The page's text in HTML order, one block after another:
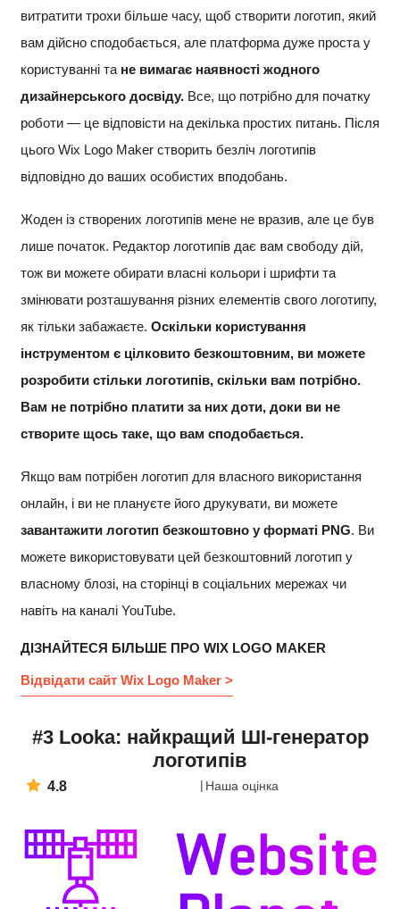
витратити трохи більше часу, щоб створити логотип, який
вам дійсно сподобається, але платформа дуже проста у
користуванні та не вимагає наявності жодного
дизайнерського досвіду. Все, що потрібно для початку
роботи — це відповісти на декілька простих питань. Після
цього Wix Logo Maker створить безліч логотипів
відповідно до ваших особистих вподобань.
Жоден із створених логотипів мене не вразив, але це був
лише початок. Редактор логотипів дає вам свободу дій,
тож ви можете обирати власні кольори і шрифти та
змінювати розташування різних елементів свого логотипу,
як тільки забажаєте. Оскільки користування
інструментом є цілковито безкоштовним, ви можете
розробити стільки логотипів, скільки вам потрібно.
Вам не потрібно платити за них доти, доки ви не
створите щось таке, що вам сподобається.
Якщо вам потрібен логотип для власного використання
онлайн, і ви не плануєте його друкувати, ви можете
завантажити логотип безкоштовно у форматі PNG. Ви
можете використовувати цей безкоштовний логотип у
власному блозі, на сторінці в соціальних мережах чи
навіть на каналі YouTube.
ДІЗНАЙТЕСЯ БІЛЬШЕ ПРО WIX LOGO MAKER
Відвідати сайт Wix Logo Maker >
#3 Looka: найкращий ШІ-генератор
логотипів
4.8 Наша оцінка